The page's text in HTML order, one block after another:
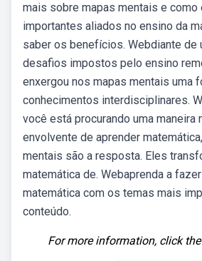
mais sobre mapas mentais e
importantes aliados no ensino da
saber os benefícios. Webdiante de
desafios impostos pelo ensino
enxergou nos mapas mentais uma
conhecimentos interdisciplinares.
você está procurando uma maneira
envolvente de aprender
mentais são a resposta. Eles
matemática de. Webaprenda a
matemática com os temas mais
conteúdo.
For more information, click